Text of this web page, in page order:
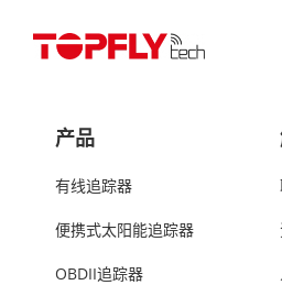
产品
有线追踪器
便携式太阳能追踪器
OBDII追踪器